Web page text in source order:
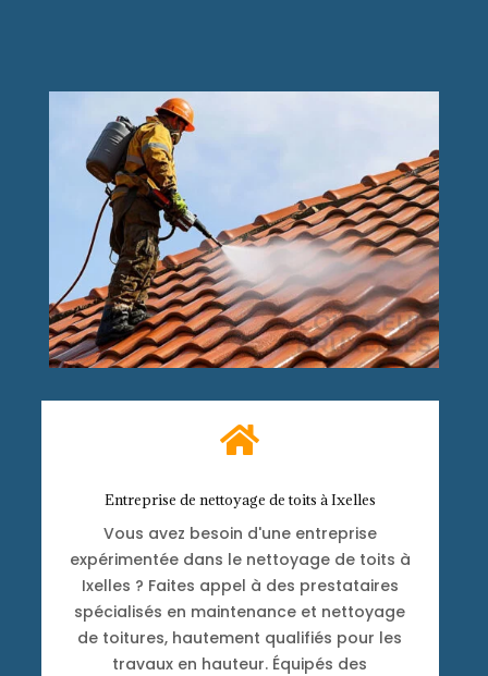

Entreprise de nettoyage de toits à Ixelles
Vous avez besoin d'une entreprise
expérimentée dans le nettoyage de toits à
Ixelles ? Faites appel à des prestataires
spécialisés en maintenance et nettoyage
de toitures, hautement qualifiés pour les
travaux en hauteur. Équipés des